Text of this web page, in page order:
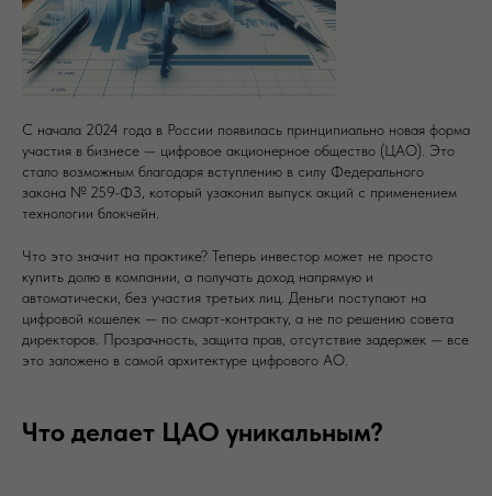
С начала 2024 года в России появилась принципиально новая форма
участия в бизнесе — цифровое акционерное общество (ЦАО). Это
стало возможным благодаря вступлению в силу Федерального
закона № 259-ФЗ, который узаконил выпуск акций с применением
технологии блокчейн.
Что это значит на практике? Теперь инвестор может не просто
купить долю в компании, а получать доход напрямую и
автоматически, без участия третьих лиц. Деньги поступают на
цифровой кошелек — по смарт-контракту, а не по решению совета
директоров. Прозрачность, защита прав, отсутствие задержек — все
это заложено в самой архитектуре цифрового АО.
Что делает ЦАО уникальным?